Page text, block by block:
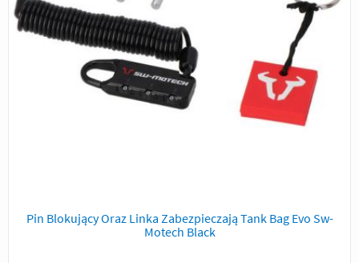
Pin Blokujący Oraz Linka Zabezpieczają Tank Bag Evo Sw-
Motech Black